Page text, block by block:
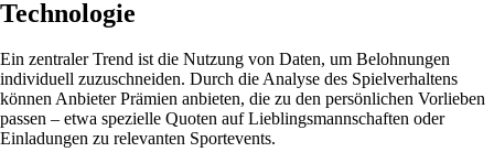
Technologie
Ein zentraler Trend ist die Nutzung von Daten, um Belohnungen
individuell zuzuschneiden. Durch die Analyse des Spielverhaltens
können Anbieter Prämien anbieten, die zu den persönlichen Vorlieben
passen – etwa spezielle Quoten auf Lieblingsmannschaften oder
Einladungen zu relevanten Sportevents.